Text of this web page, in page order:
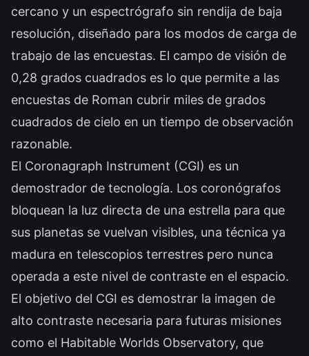
cercano y un espectrógrafo sin rendija de baja
resolución, diseñado para los modos de carga de
trabajo de las encuestas. El campo de visión de
0,28 grados cuadrados es lo que permite a las
encuestas de Roman cubrir miles de grados
cuadrados de cielo en un tiempo de observación
razonable.
El Coronagraph Instrument (CGI) es un
demostrador de tecnología. Los coronógrafos
bloquean la luz directa de una estrella para que
sus planetas se vuelvan visibles, una técnica ya
madura en telescopios terrestres pero nunca
operada a este nivel de contraste en el espacio.
El objetivo del CGI es demostrar la imagen de
alto contraste necesaria para futuras misiones
como el Habitable Worlds Observatory, que